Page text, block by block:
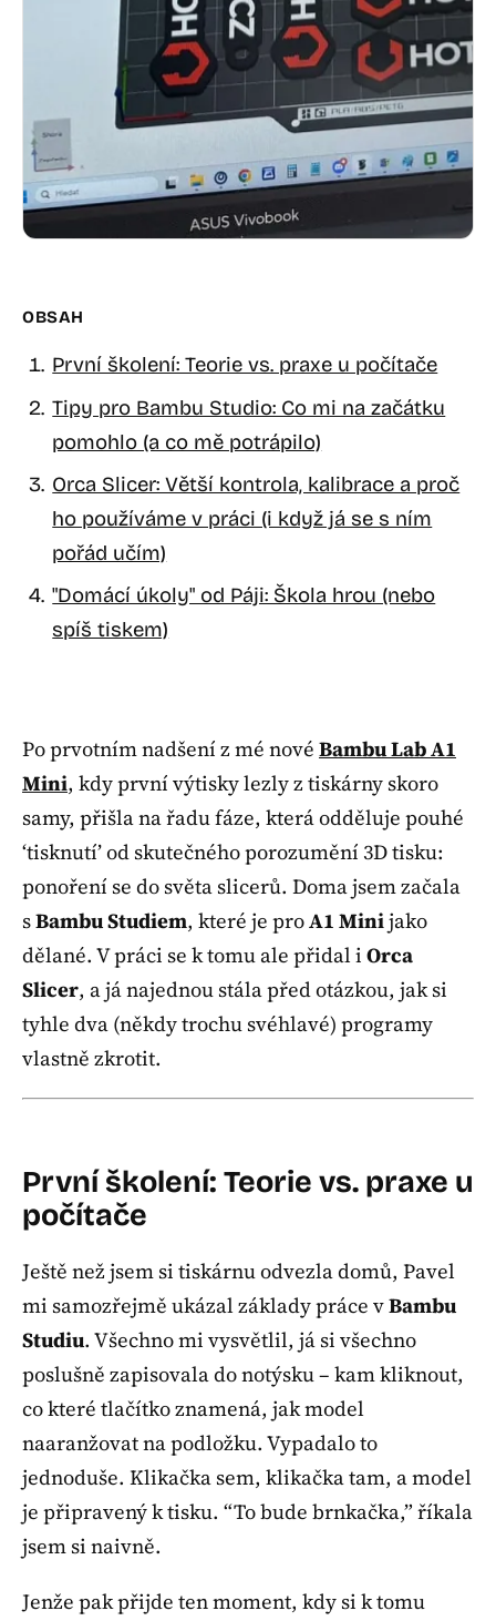
OBSAH
První školení: Teorie vs. praxe u počítače
Tipy pro Bambu Studio: Co mi na začátku
pomohlo (a co mě potrápilo)
Orca Slicer: Větší kontrola, kalibrace a proč
ho používáme v práci (i když já se s ním
pořád učím)
"Domácí úkoly" od Páji: Škola hrou (nebo
spíš tiskem)
Po prvotním nadšení z mé nové Bambu Lab A1
Mini, kdy první výtisky lezly z tiskárny skoro
samy, přišla na řadu fáze, která odděluje pouhé
‘tisknutí’ od skutečného porozumění 3D tisku:
ponoření se do světa slicerů. Doma jsem začala
sBambu Studiem, které je proA1 Minijako
dělané. V práci se k tomu ale přidal i Orca
Slicer, a já najednou stála před otázkou, jak si
tyhle dva (někdy trochu svéhlavé) programy
vlastně zkrotit.
První školení: Teorie vs. praxe u
počítače
Ještě než jsem si tiskárnu odvezla domů, Pavel
mi samozřejmě ukázal základy práce vBambu
Studiu. Všechno mi vysvětlil, já si všechno
poslušně zapisovala do notýsku – kam kliknout,
co které tlačítko znamená, jak model
naaranžovat na podložku. Vypadalo to
jednoduše. Klikačka sem, klikačka tam, a model
je připravený k tisku. “To bude brnkačka,” říkala
jsem si naivně.
Jenže pak přijde ten moment, kdy si k tomu